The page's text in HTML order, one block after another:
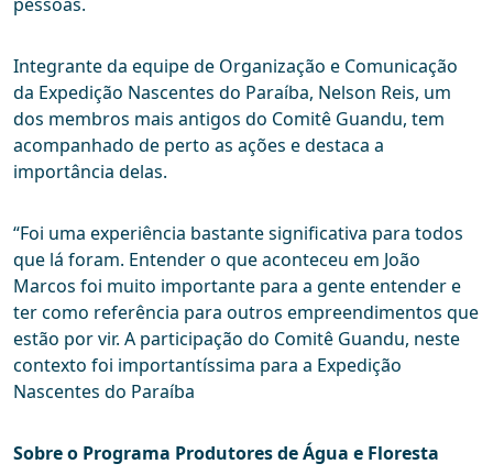
Integrante da equipe de Organização e Comunicação
da Expedição Nascentes do Paraíba, Nelson Reis, um
dos membros mais antigos do Comitê Guandu, tem
acompanhado de perto as ações e destaca a
importância delas.
“Foi uma experiência bastante significativa para todos
que lá foram. Entender o que aconteceu em João
Marcos foi muito importante para a gente entender e
ter como referência para outros empreendimentos que
estão por vir. A participação do Comitê Guandu, neste
contexto foi importantíssima para a Expedição
Nascentes do Paraíba
Sobre o Programa Produtores de Água e Floresta